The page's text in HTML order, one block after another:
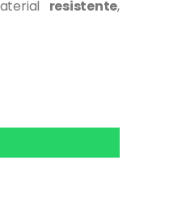
resistente,